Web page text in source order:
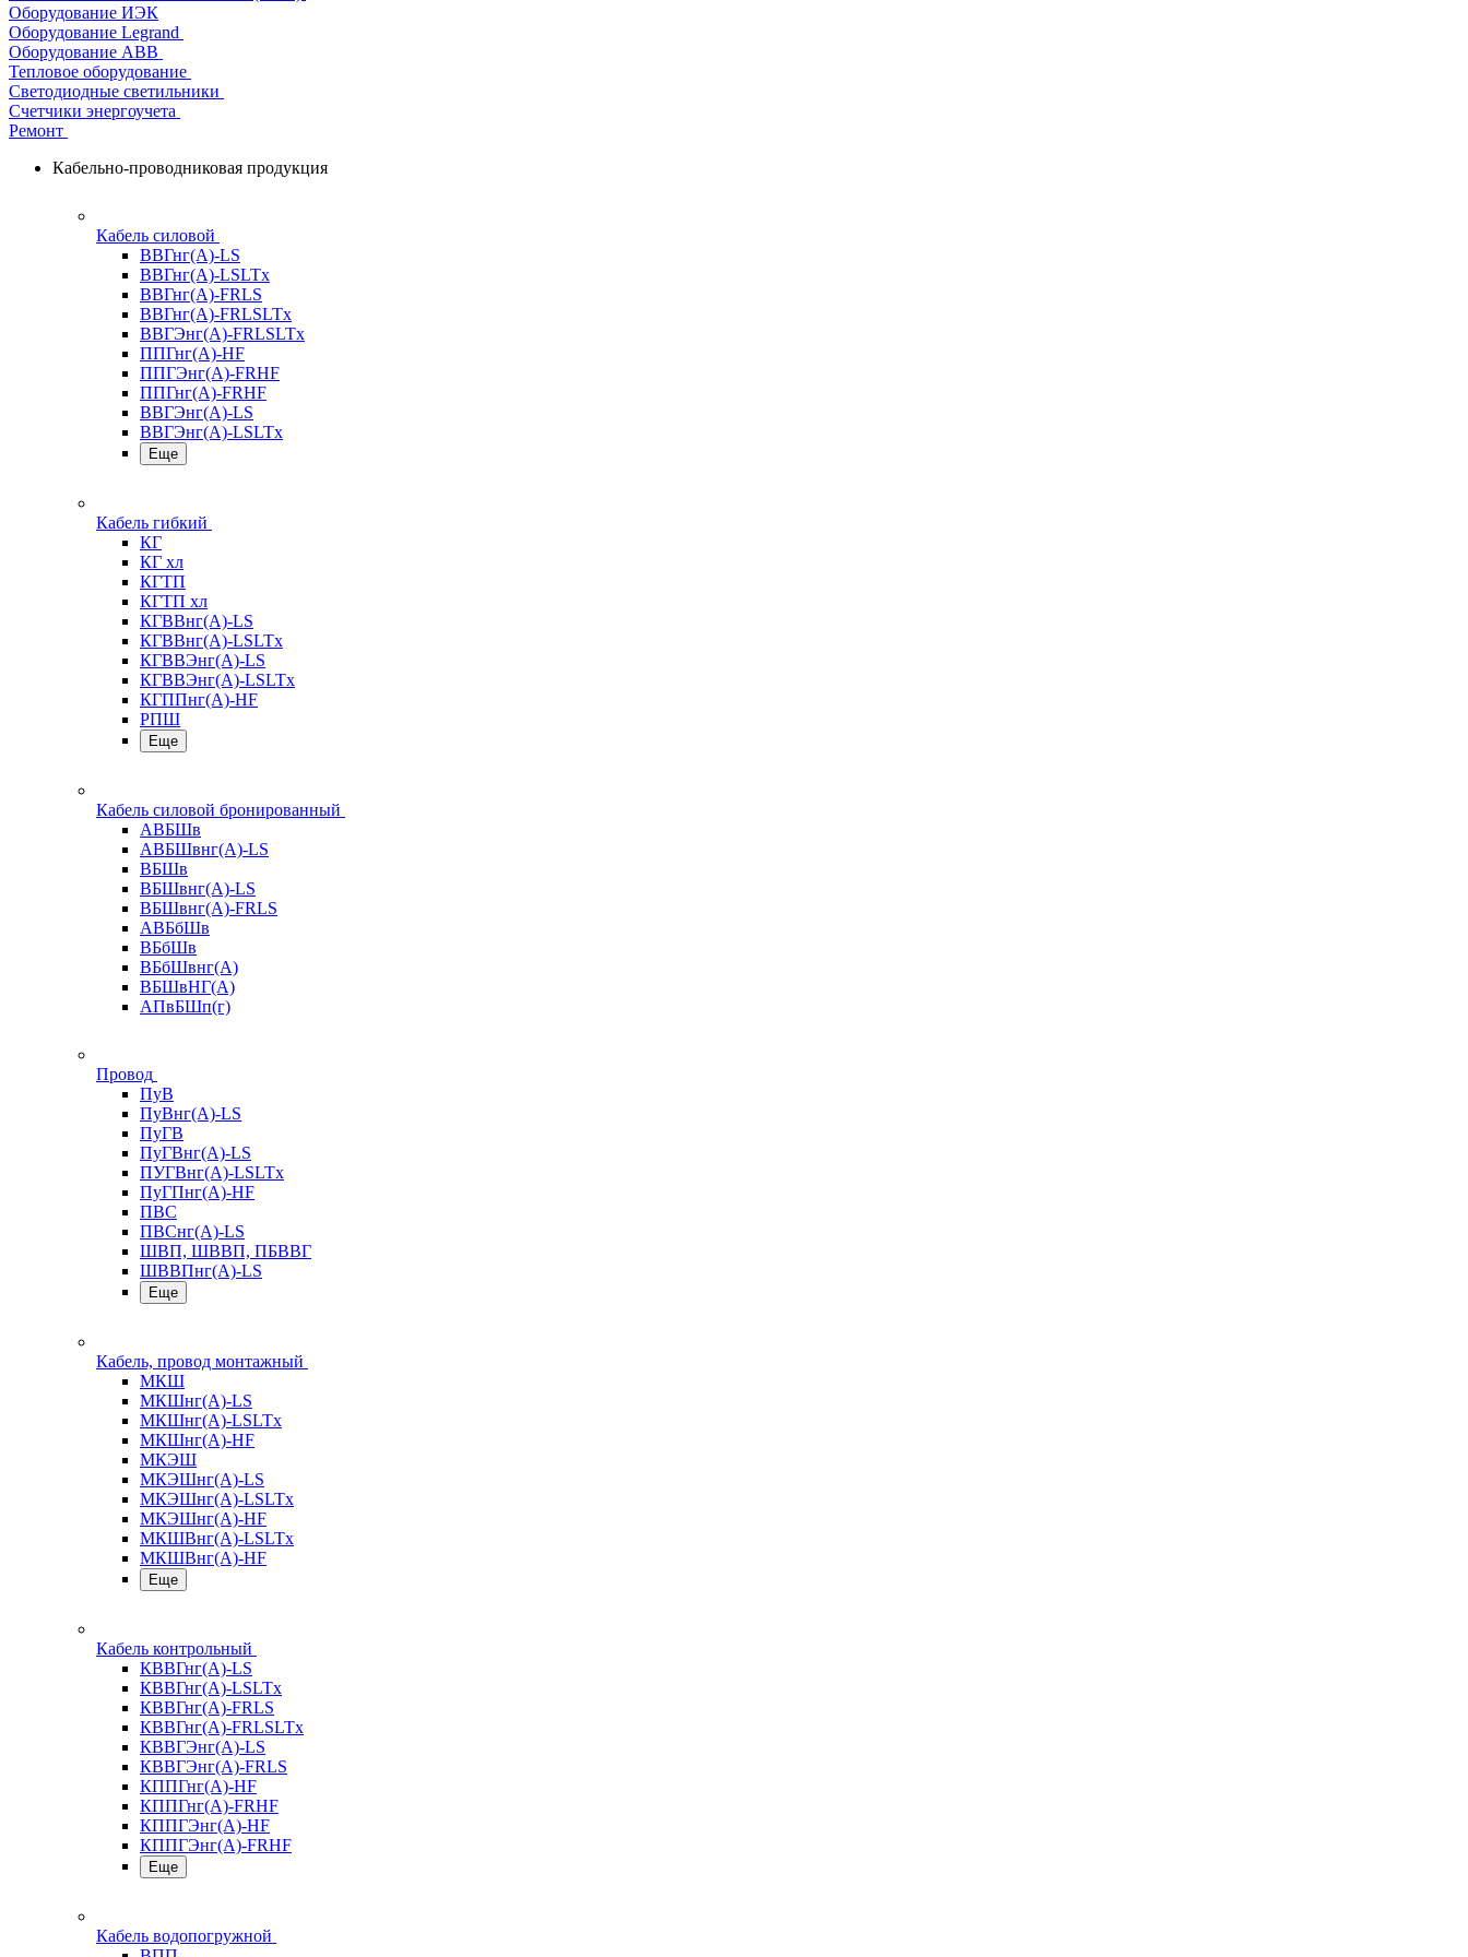
Оборудование ИЭК
Оборудование Legrand
Оборудование АВВ
Тепловое оборудование
Светодиодные светильники
Счетчики энергоучета
Ремонт
Кабельно-проводниковая продукция
Кабель силовой
ВВГнг(А)-LS
ВВГнг(А)-LSLTx
ВВГнг(А)-FRLS
ВВГнг(А)-FRLSLTx
ВВГЭнг(А)-FRLSLTx
ППГнг(А)-HF
ППГЭнг(А)-FRHF
ППГнг(А)-FRHF
ВВГЭнг(А)-LS
ВВГЭнг(А)-LSLTx
Еще
Кабель гибкий
КГ
КГ хл
КГТП
КГТП хл
КГВВнг(А)-LS
КГВВнг(А)-LSLTx
КГВВЭнг(А)-LS
КГВВЭнг(А)-LSLTx
КГППнг(А)-HF
РПШ
Еще
Кабель силовой бронированный
АВБШв
АВБШвнг(А)-LS
ВБШв
ВБШвнг(А)-LS
ВБШвнг(А)-FRLS
АВБбШв
ВБбШв
ВБбШвнг(А)
ВБШвНГ(А)
АПвБШп(г)
Провод
ПуВ
ПуВнг(А)-LS
ПуГВ
ПуГВнг(А)-LS
ПУГВнг(А)-LSLTx
ПуГПнг(А)-HF
ПВС
ПВСнг(А)-LS
ШВП, ШВВП, ПБВВГ
ШВВПнг(А)-LS
Еще
Кабель, провод монтажный
МКШ
МКШнг(А)-LS
МКШнг(А)-LSLTx
МКШнг(А)-HF
МКЭШ
МКЭШнг(А)-LS
МКЭШнг(А)-LSLTx
МКЭШнг(А)-HF
МКШВнг(A)-LSLTx
МКШВнг(А)-HF
Еще
Кабель контрольный
КВВГнг(А)-LS
КВВГнг(А)-LSLTx
КВВГнг(А)-FRLS
КВВГнг(А)-FRLSLTx
КВВГЭнг(А)-LS
КВВГЭнг(А)-FRLS
КППГнг(А)-HF
КППГнг(А)-FRHF
КППГЭнг(А)-HF
КППГЭнг(А)-FRHF
Еще
Кабель водопогружной